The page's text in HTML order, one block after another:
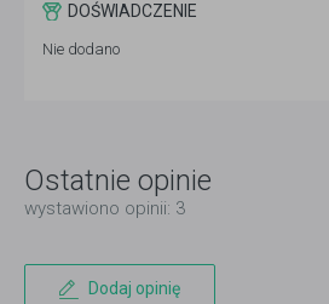
DOŚWIADCZENIE
Nie dodano
Ostatnie opinie
wystawiono opinii: 3
Dodaj opinię